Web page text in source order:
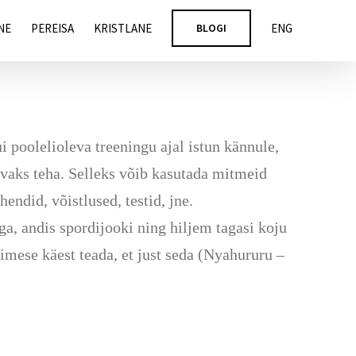
PEREISA KRISTLANE BLOGI ENG
poolelioleva treeningu ajal istun kännule,
teha. Selleks võib kasutada mitmeid
võistlused, testid, jne.
andis spordijooki ning hiljem tagasi koju
käest teada, et just seda (Nyahururu –